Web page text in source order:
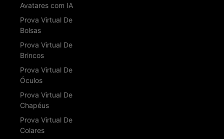
Avatares com IA
Prova Virtual De
Bolsas
Prova Virtual De
Brincos
Prova Virtual De
Óculos
Prova Virtual De
Chapéus
Prova Virtual De
Colares